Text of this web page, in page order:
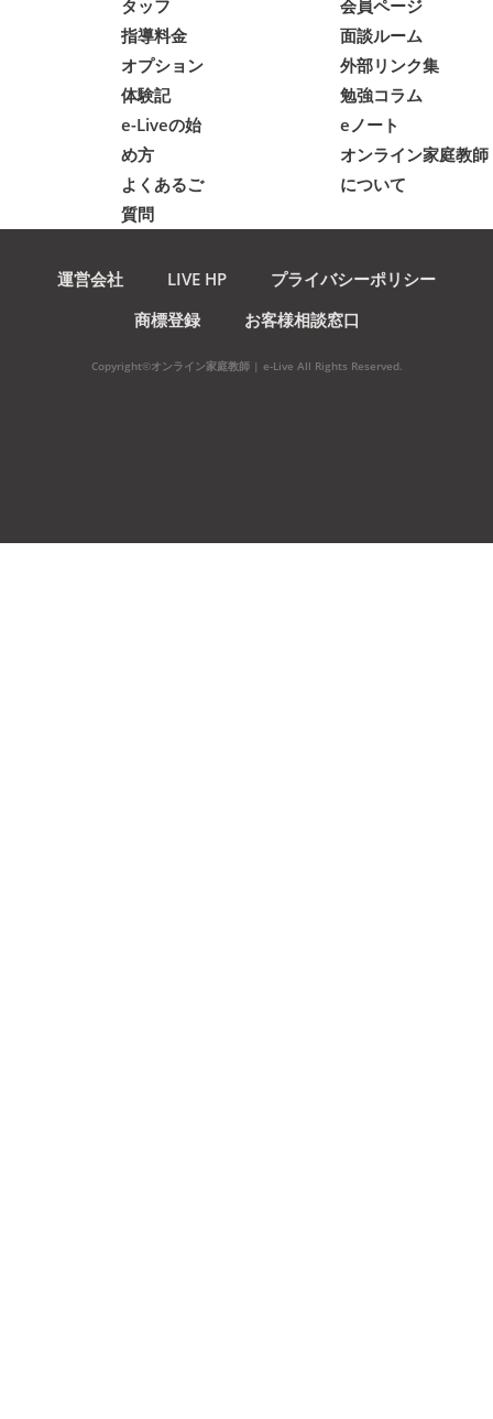
タッフ
指導料金
オプション
体験記
e-Liveの始
め方
よくあるご
質問
会員ページ
面談ルーム
外部リンク集
勉強コラム
eノート
オンライン家庭教師
について
運営会社 LIVE HP
プライバシーポリシー
商標登録
お客様相談窓口
Copyright©オンライン家庭教師 | e-Live All Rights Reserved.